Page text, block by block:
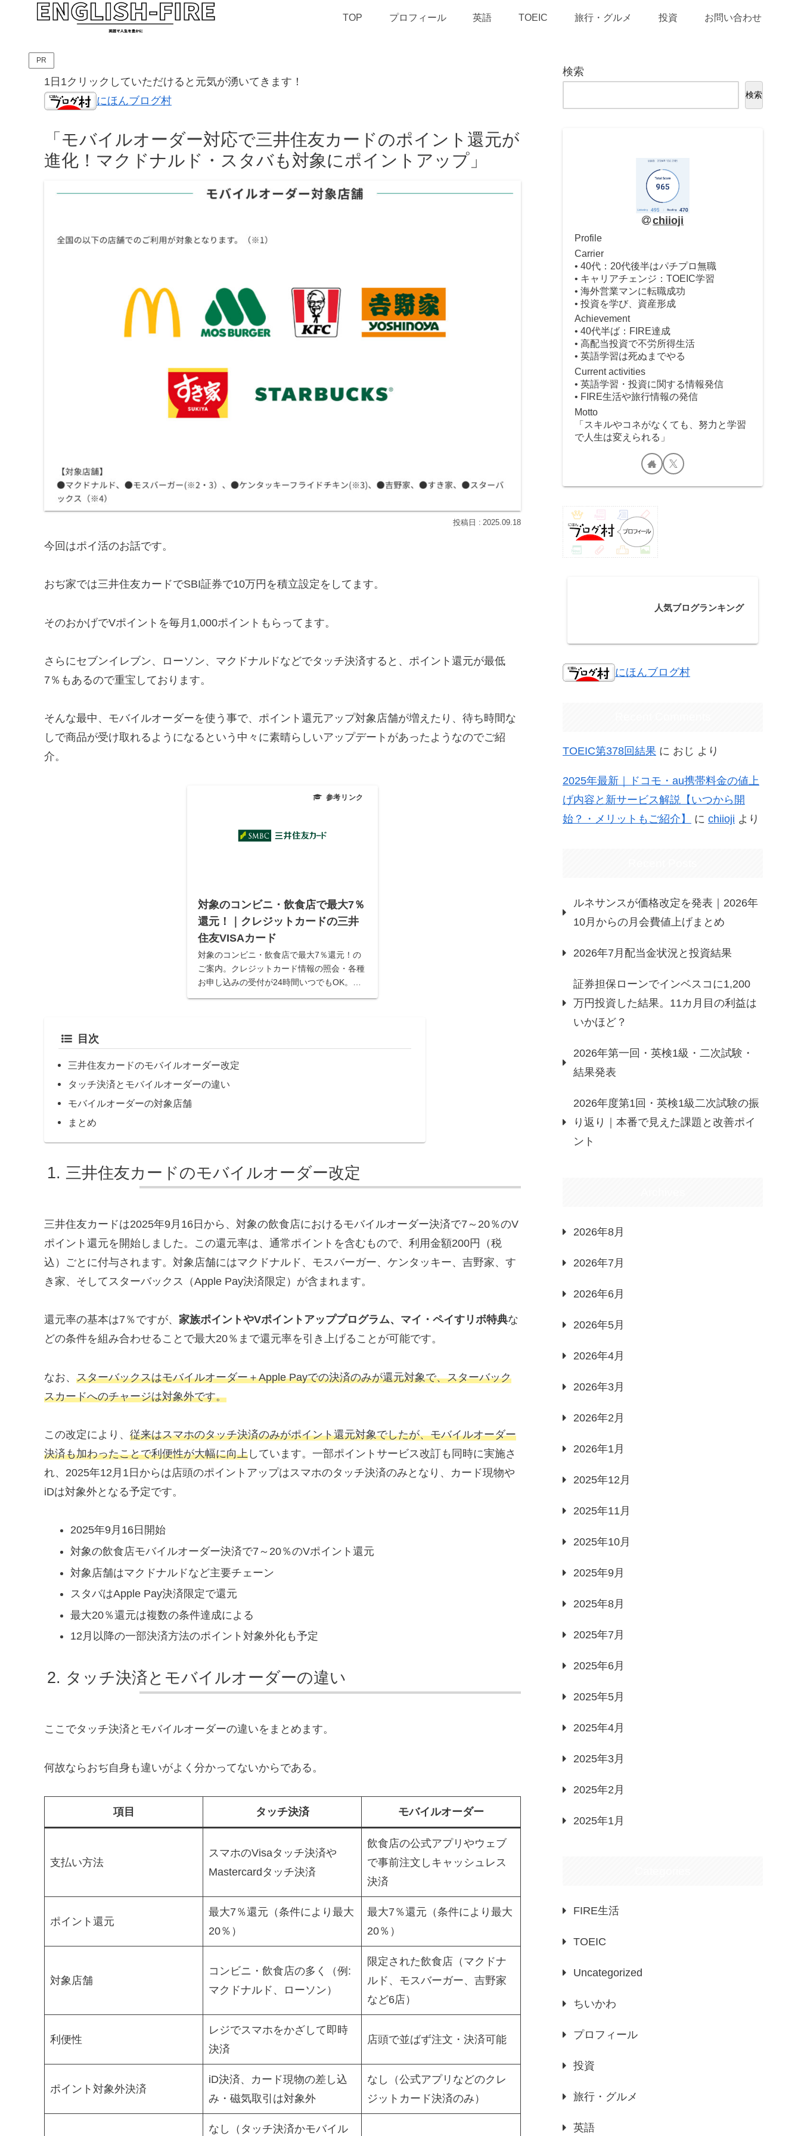
TOP プロフィール 英語 TOEIC 旅行・グルメ 投資 お問い合わせ
PR
1日1クリックしていただけると元気が湧いてきます！
にほんブログ村
「モバイルオーダー対応で三井住友カードのポイント還元が
進化！マクドナルド・スタバも対象にポイントアップ」
2025.09.18
今回はポイ活のお話です。
おぢ家では三井住友カードでSBI証券で10万円を積立設定をして ます。
そのおかげでVポイントを毎月1,000ポイントもらってます。
さらにセブンイレブン、ローソン、マクドナルドなどでタッチ決済すると、ポイント還元が最低
7％もあるので重宝しております。
そんな最中、モバイルオーダーを使う事で、ポイント還元アップ対象店舗が増えたり、待ち時間な
しで商品が受け取れるようになるという中々に素晴らしいアップデートがあったようなのでご紹
介。
対象のコンビニ・飲食店で最大7％
還元！｜クレジットカードの三井
住友VISAカード
対象のコンビニ・飲食店で最大7％還元！の
ご案内。クレジットカード情報の照会・各種
お申し込みの受付が24時間いつでもOK。あ
なたのクレジットカードライフをサポート！
目次
三井住友カードのモバイルオーダー改定
タッチ決済とモバイルオーダーの違い
モバイルオーダーの対象店舗
まとめ
三井住友カードのモバイルオーダー改定
三井住友カードは2025年9月16日から、対象の飲食店におけるモバイルオーダー決済で7～20％のV
ポイント還元を開始しました。この還元率は、通常ポイントを含むもので、利用金額200円（税
込）ごとに付与されます。対象店舗にはマクドナルド、モスバーガー、ケンタッキー、吉野家、す
き家、そしてスターバックス（Apple Pay決済限定）が含まれます。
還元率の基本は7％ですが、 家族ポイントやVポイントアッププログラム、マイ・ペイすリボ特典な
どの条件を組み合わせることで最大20％まで還元率を引き上げることが可能です。
なお、 スターバックスはモバイルオーダー＋Apple Payでの決済のみが還元対象で、スターバック
スカードへのチャージは対象外です。
この改定により、 従来はスマホのタッチ決済のみがポイント還元対象でしたが、モバイルオーダー
決済も加わったことで利便性が大幅に向上 しています。一部ポイントサービス改訂も同時に実施さ
れ、2025年12月1日からは店頭のポイントアップはスマホのタッチ決済のみとなり、カード現物や
iDは対象外となる予定です。
2025年9月16日開始
対象の飲食店モバイルオーダー決済で7～20％のVポイント還元
対象店舗はマクドナルドなど主要チェーン
スタバはApple Pay決済限定で還元
最大20％還元は複数の条件達成による
12月以降の一部決済方法のポイント対象外化も予定
タッチ決済とモバイルオーダーの違い
ここでタッチ決済とモバイルオーダーの違いをまとめます。
何故ならおぢ自身も違いがよく分かってないからである。
項目 タッチ決済 モバイルオーダー
支払い方法
スマホのVisaタッチ決済や
Mastercardタッチ決済
飲食店の公式アプリやウェブ
で事前注文しキャッシュレス
決済
ポイント還元
最大7％還元（条件により最大
20％）
最大7％還元（条件により最大
20％）
対象店舗
コンビニ・飲食店の多く（例:
マクドナルド、ローソン）
限定された飲食店（マクドナ
ルド、モスバーガー、吉野家
など6店）
利便性
レジでスマホをかざして即時
決済
店頭で並ばず注文・決済可能
ポイント対象外決済
iD決済、カード現物の差し込
み・磁気取引は対象外
なし（公式アプリなどのクレ
ジットカード決済のみ）
なし（タッチ決済かモバイル
検索
検索
chiioji
Profile
Carrier
• 40代：20代後半はパチプロ無職
• キャリアチェンジ：TOEIC学習
• 海外営業マンに転職成功
• 投資を学び、資産形成
Achievement
• 40代半ば：FIRE達成
• 高配当投資で不労所得生活
• 英語学習は死ぬまでやる
Current activities
• 英語学習・投資に関する情報発信
• FIRE生活や旅行情報の発信
Motto
「スキルやコネがなくても、努力と学習
で人生は変えられる」
人気ブログランキング
にほんブログ村
TOEIC第378回結果 に おじ より
2025年最新｜ドコモ・au携帯料金の値上
げ内容と新サービス解説【いつから開
始？・メリットもご紹介】
に chiioji より
ルネサンスが価格改定を発表｜2026年
10月からの月会費値上げまとめ
2026年7月配当金状況と投資結果
証券担保ローンでインベスコに1,200
万円投資した結果。11カ月目の利益は
いかほど？
2026年第一回・英検1級・二次試験・
結果発表
2026年度第1回・英検1級二次試験の振
り返り｜本番で見えた課題と改善ポイ
ント
2026年8月
2026年7月
2026年6月
2026年5月
2026年4月
2026年3月
2026年2月
2026年1月
2025年12月
2025年11月
2025年10月
2025年9月
2025年8月
2025年7月
2025年6月
2025年5月
2025年4月
2025年3月
2025年2月
2025年1月
FIRE生活
TOEIC
Uncategorized
ちいかわ
プロフィール
投資
旅行・グルメ
英語